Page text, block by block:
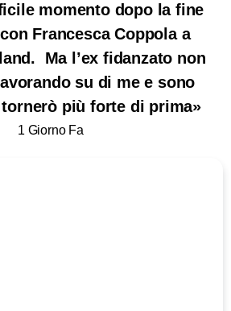
momento dopo la fine
Francesca Coppola a
Ma l’ex fidanzato non
su di me e sono
più forte di prima»
1 Giorno Fa